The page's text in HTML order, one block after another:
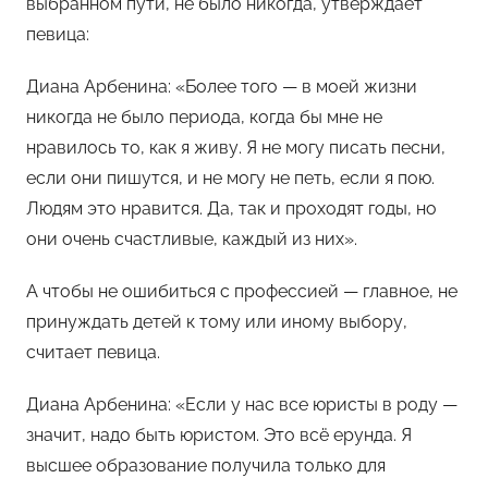
певица:
Диана Арбенина: «Более того — в моей жизни
никогда не было периода, когда бы мне не
нравилось то, как я живу. Я не могу писать песни,
если они пишутся, и не могу не петь, если я пою.
Людям это нравится. Да, так и проходят годы, но
они очень счастливые, каждый из них».
А чтобы не ошибиться с профессией — главное, не
принуждать детей к тому или иному выбору,
считает певица.
Диана Арбенина: «Если у нас все юристы в роду —
значит, надо быть юристом. Это всё ерунда. Я
высшее образование получила только для